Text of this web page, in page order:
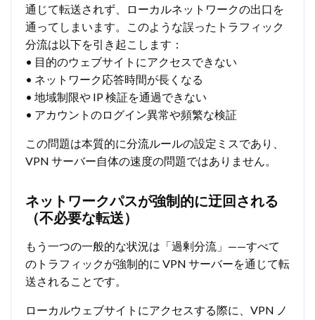
通じて転送されず、ローカルネットワークの出口を
通ってしまいます。このような誤ったトラフィック
分流は以下を引き起こします：
• 目的のウェブサイトにアクセスできない
• ネットワーク応答時間が長くなる
• 地域制限や IP 検証を通過できない
• アカウントのログイン異常や頻繁な検証
この問題は本質的に分流ルールの設定ミスであり、
VPN サーバー自体の速度の問題ではありません。
ネットワークパスが強制的に迂回される
（不必要な転送）
もう一つの一般的な状況は「過剰分流」——すべて
のトラフィックが強制的に VPN サーバーを通じて転
送されることです。
ローカルウェブサイトにアクセスする際に、VPN ノ